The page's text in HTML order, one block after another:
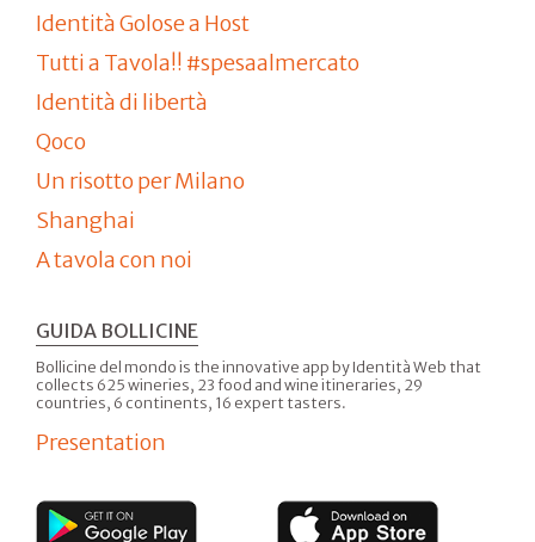
Identità Golose a Host
Tutti a Tavola!! #spesaalmercato
Identità di libertà
Qoco
Un risotto per Milano
Shanghai
A tavola con noi
GUIDA BOLLICINE
Bollicine del mondo is the innovative app by Identità Web that
collects 625 wineries, 23 food and wine itineraries, 29
countries, 6 continents, 16 expert tasters.
Presentation